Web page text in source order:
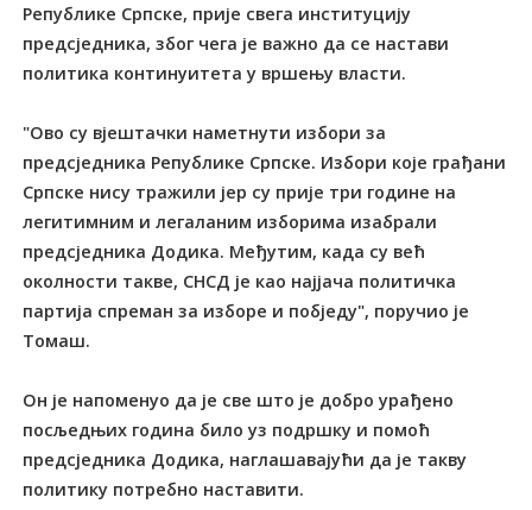
Републике Српске, прије свега институцију
предсједника, због чега је важно да се настави
политика континуитета у вршењу власти.
"Ово су вјештачки наметнути избори за
предсједника Републике Српске. Избори које грађани
Српске нису тражили јер су прије три године на
легитимним и легаланим изборима изабрали
предсједника Додика. Међутим, када су већ
околности такве, СНСД је као најјача политичка
партија спреман за изборе и побједу", поручио је
Томаш.
Он је напоменуо да је све што је добро урађено
посљедњих година било уз подршку и помоћ
предсједника Додика, наглашавајући да је такву
политику потребно наставити.